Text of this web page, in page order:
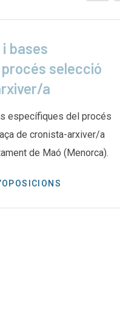
bases
selecció
a
específiques del procés
de cronista-arxiver/a
de Maó (Menorca).